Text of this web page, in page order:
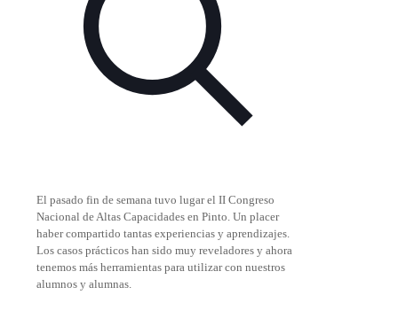
El pasado fin de semana tuvo lugar el II Congreso
Nacional de Altas Capacidades en Pinto. Un placer
haber compartido tantas experiencias y aprendizajes.
Los casos prácticos han sido muy reveladores y ahora
tenemos más herramientas para utilizar con nuestros
alumnos y alumnas.